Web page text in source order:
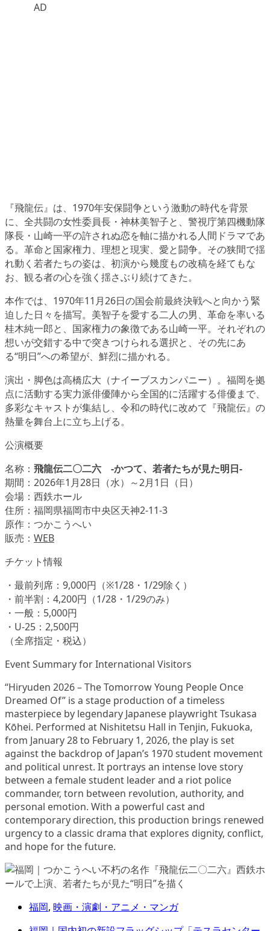
AD
『飛龍伝』は、1970年安保闘争という激動の時代を背景
に、全共闘の女性委員長・神林美智子と、警視庁第四機動隊
隊長・山崎一平の許されぬ恋を軸に描かれる人間ドラマであ
る。革命と国家権力、理想と現実、愛と闘争。その狭間で揺
れ動く若者たちの姿は、初演から幾度もの改稿を経てもな
お、観る者の心を強く揺さぶり続けてきた。
本作では、1970年11月26日の国会前最終決戦へと向かう緊
迫した日々を描写。美智子を愛する二人の男、革命を率いる
桂木純一郎と、国家権力の象徴である山崎一平。それぞれの
想いが交錯する中で突きつけられる選択と、その先にあ
る“明日”への希望が、鮮烈に描かれる。
演出・脚色は高橋広大（ナイーブスカンパニー）。福岡を拠
点に活動する実力派俳優陣から全国的に活躍する俳優まで、
多彩なキャストが集結し、令和の時代に改めて『飛龍伝』の
熱量を舞台上に立ち上げる。
公演概要
名称： 飛龍伝二〇二六 -かつて、若者たちが見た明日-
期間：2026年1月28日（水）～2月1日（日）
会場：西鉄ホール
住所：福岡県福岡市中央区天神2-11-3
原作：つかこうへい
販売： WEB
チケット情報
・最前列席：9,000円（※1/28・1/29除く）
・前半割：4,200円（1/28・1/29のみ）
・一般：5,000円
・U-25：2,500円
（全席指定・税込）
Event Summary for International Visitors
“Hiryuden 2026 – The Tomorrow Young People Once
Dreamed Of” is a stage production of a timeless
masterpiece by legendary Japanese playwright Tsukasa
Kōhei. Performed at Nishitetsu Hall in Tenjin, Fukuoka,
from January 28 to February 1, 2026, the play is set
against the backdrop of Japan’s 1970 student movement
and political unrest. It portrays an intense love story
between a female student leader and a riot police
commander, torn between revolution, authority, and
personal emotion. With a powerful cast and
contemporary direction, this production brings renewed
urgency to a classic drama that explores dignity, conflict,
and hope for the future.
福岡, 映画・演劇・アニメ・マンガ